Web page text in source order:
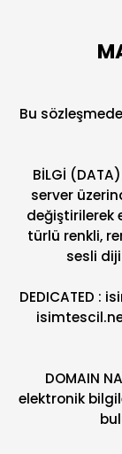
Bu
BİLGİ
server
değiştirilerek
türlü renkli,
sesli
DEDICATED :
DOMAIN
elektronik